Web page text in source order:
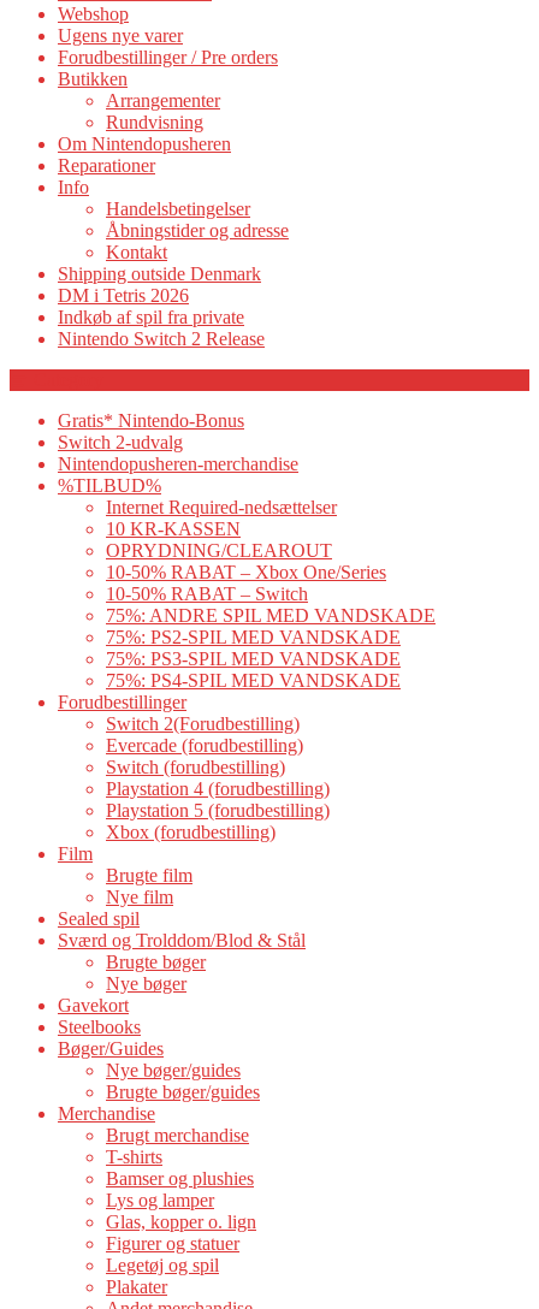
Webshop
Ugens nye varer
Forudbestillinger / Pre orders
Butikken
Arrangementer
Rundvisning
Om Nintendopusheren
Reparationer
Info
Handelsbetingelser
Åbningstider og adresse
Kontakt
Shipping outside Denmark
DM i Tetris 2026
Indkøb af spil fra private
Nintendo Switch 2 Release
Gratis* Nintendo-Bonus
Switch 2-udvalg
Nintendopusheren-merchandise
%TILBUD%
Internet Required-nedsættelser
10 KR-KASSEN
OPRYDNING/CLEAROUT
10-50% RABAT – Xbox One/Series
10-50% RABAT – Switch
75%: ANDRE SPIL MED VANDSKADE
75%: PS2-SPIL MED VANDSKADE
75%: PS3-SPIL MED VANDSKADE
75%: PS4-SPIL MED VANDSKADE
Forudbestillinger
Switch 2(Forudbestilling)
Evercade (forudbestilling)
Switch (forudbestilling)
Playstation 4 (forudbestilling)
Playstation 5 (forudbestilling)
Xbox (forudbestilling)
Film
Brugte film
Nye film
Sealed spil
Sværd og Trolddom/Blod & Stål
Brugte bøger
Nye bøger
Gavekort
Steelbooks
Bøger/Guides
Nye bøger/guides
Brugte bøger/guides
Merchandise
Brugt merchandise
T-shirts
Bamser og plushies
Lys og lamper
Glas, kopper o. lign
Figurer og statuer
Legetøj og spil
Plakater